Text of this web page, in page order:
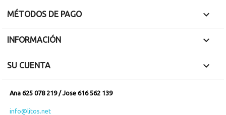
MÉTODOS DE PAGO 
INFORMACIÓN 
SU CUENTA 
Ana 625 078 219 / Jose 616 562 139
info@litos.net